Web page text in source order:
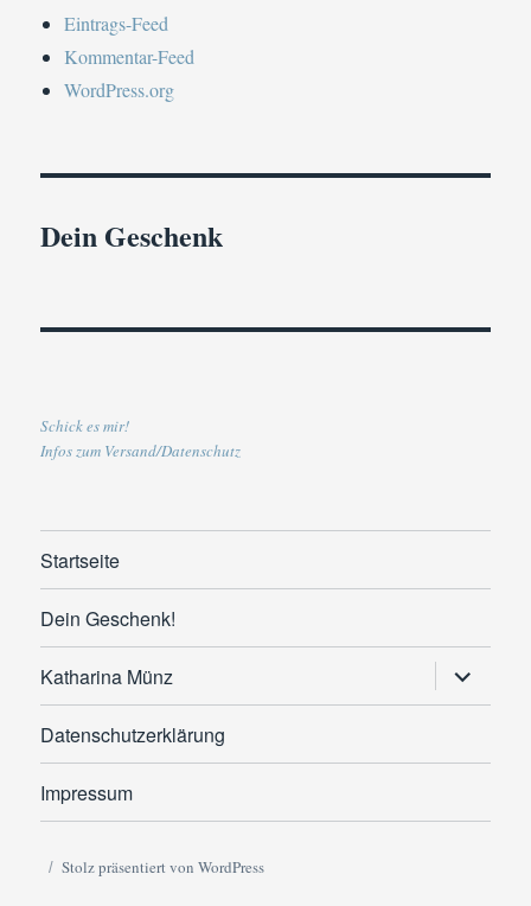
Eintrags-Feed
Kommentar-Feed
WordPress.org
Dein Geschenk
Schick es mir!
Infos zum Versand/Datenschutz
Startseite
Dein Geschenk!
Katharina Münz
anzeigen
Datenschutzerklärung
Impressum
Stolz präsentiert von WordPress